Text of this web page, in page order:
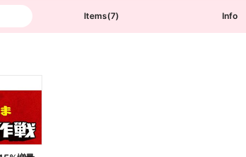
Items(7) Info